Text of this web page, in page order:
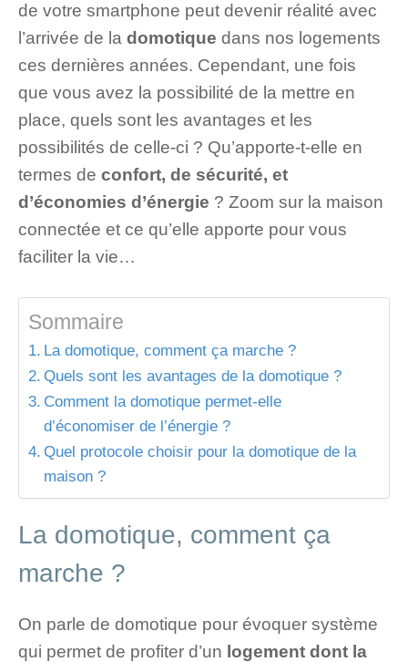
de votre smartphone peut devenir réalité avec
l’arrivée de la domotique dans nos logements
ces dernières années. Cependant, une fois
que vous avez la possibilité de la mettre en
place, quels sont les avantages et les
possibilités de celle-ci ? Qu’apporte-t-elle en
termes de confort, de sécurité, et
d’économies d’énergie ? Zoom sur la maison
connectée et ce qu’elle apporte pour vous
faciliter la vie…
Sommaire
La domotique, comment ça marche ?
Quels sont les avantages de la domotique ?
Comment la domotique permet-elle
d’économiser de l’énergie ?
Quel protocole choisir pour la domotique de la
maison ?
La domotique, comment ça
marche ?
On parle de domotique pour évoquer système
qui permet de profiter d’un logement dont la